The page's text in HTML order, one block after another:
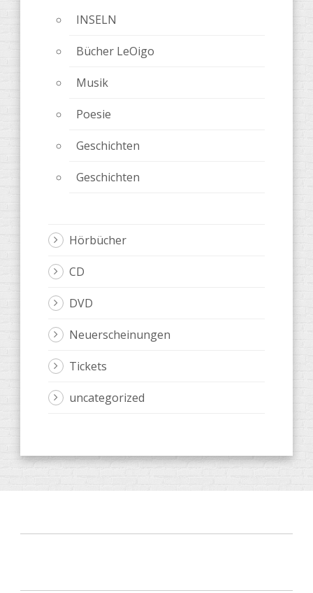
INSELN
Bücher LeOigo
Musik
Poesie
Geschichten
Geschichten
Hörbücher
CD
DVD
Neuerscheinungen
Tickets
uncategorized